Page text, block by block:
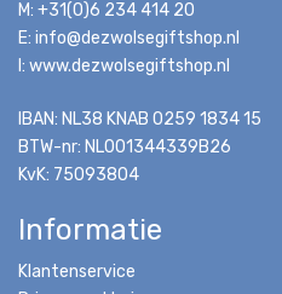
M: +31(0)6 234 414 20
E: info@dezwolsegiftshop.nl
I: www.dezwolsegiftshop.nl
IBAN: NL38 KNAB 0259 1834 15
BTW-nr: NL001344339B26
KvK: 75093804
Informatie
Klantenservice